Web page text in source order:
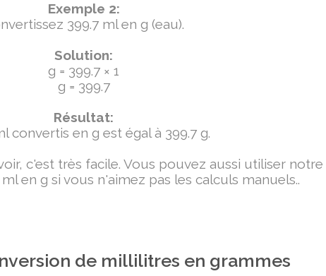
Exemple 2:
399.7 ml en g (eau).
Solution:
g = 399.7 × 1
g = 399.7
Résultat:
convertis en g est égal à 399.7 g.
c'est très facile. Vous pouvez aussi utiliser notre
en g si vous n'aimez pas les calculs manuels..
de millilitres en grammes